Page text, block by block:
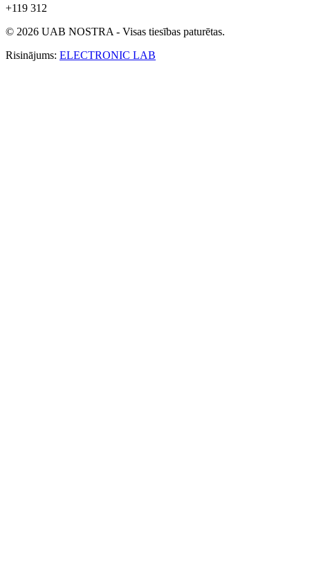
+119 312
© 2026 UAB NOSTRA - Visas tiesības paturētas.
Risinājums: ELECTRONIC LAB